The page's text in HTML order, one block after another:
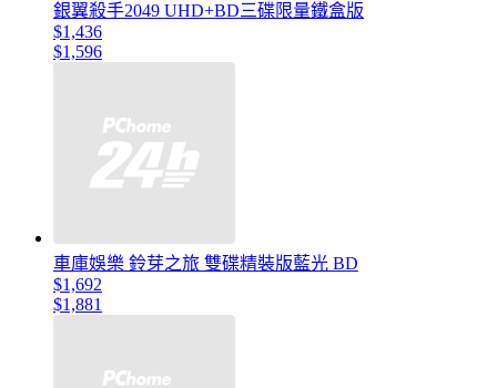
銀翼殺手2049 UHD+BD三碟限量鐵盒版
$1,436
$1,596
車庫娛樂 鈴芽之旅 雙碟精裝版藍光 BD
$1,692
$1,881